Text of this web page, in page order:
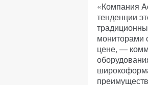
«Компания
тенденции
мониторами
цене, —